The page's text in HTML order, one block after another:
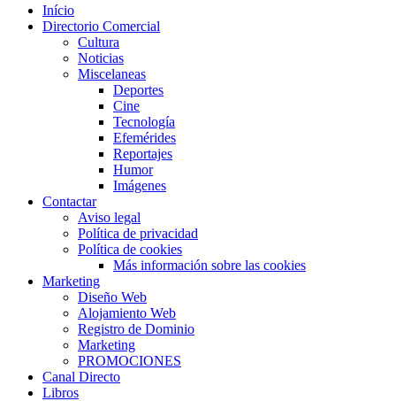
Início
Directorio Comercial
Cultura
Noticias
Miscelaneas
Deportes
Cine
Tecnología
Efemérides
Reportajes
Humor
Imágenes
Contactar
Aviso legal
Política de privacidad
Política de cookies
Más información sobre las cookies
Marketing
Diseño Web
Alojamiento Web
Registro de Dominio
Marketing
PROMOCIONES
Canal Directo
Libros